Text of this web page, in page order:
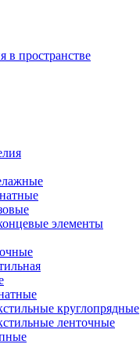
в пространстве
элементы
круглопрядные
ленточные